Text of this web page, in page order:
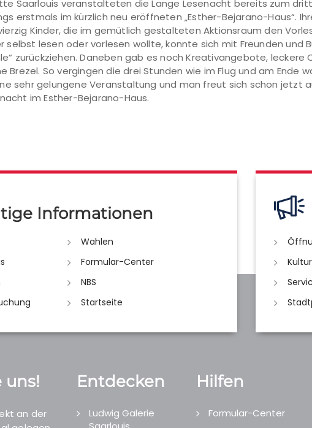
Saarlouis veranstalteten die Lange Lesenacht bereits zum
erstmals im kürzlich neu eröffneten „Esther-Bejarano-Haus“.
Kinder, die im gemütlich gestalteten Aktionsraum den
selbst lesen oder vorlesen wollte, konnte sich mit Freunden und
zurückziehen. Daneben gab es noch Kreativangebote, leckere
Brezel. So vergingen die drei Stunden wie im Flug und am Ende
sehr gelungene Veranstaltung und man freut sich schon jetzt
im Esther-Bejarano-Haus.
Informationen
Wahlen
Formular-Center
NBS
Startseite
uns!
an der
Entdecken
Ludwig Galerie
Hilfen
Formular-Center